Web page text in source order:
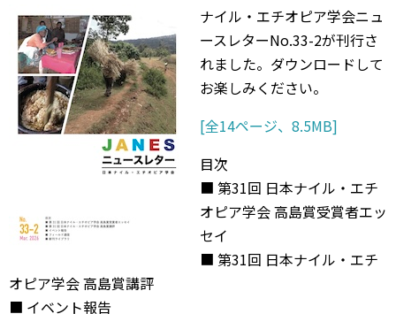
ナイル・エチオピア学会ニュ
ースレターNo.33-2が刊行さ
れました。ダウンロードして
お楽しみください。
[全14ページ、8.5MB]
目次
■ 第31回 日本ナイル・エチ
オピア学会 高島賞受賞者エッ
セイ
■ 第31回 日本ナイル・エチ
オピア学会 高島賞講評
■ イベント報告